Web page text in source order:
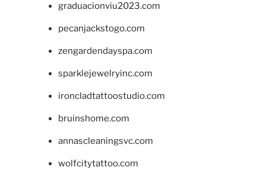
graduacionviu2023.com
pecanjackstogo.com
zengardendayspa.com
sparklejewelryinc.com
ironcladtattoostudio.com
bruinshome.com
annascleaningsvc.com
wolfcitytattoo.com